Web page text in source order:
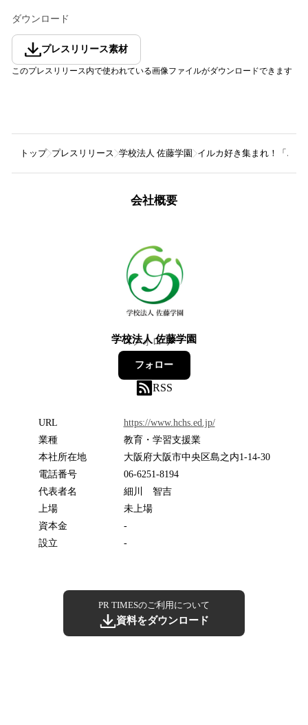
ダウンロード
プレスリリース素材
このプレスリリース内で使われている画像ファイルがダウンロードできます
トップ プレスリリース 学校法人 佐藤学園 イルカ好き集まれ！「♪ド
会社概要
学校法人 佐藤学園
4フォロワー
フォロー
RSS
URL
https://www.hchs.ed.jp/
業種
教育・学習支援業
本社所在地
大阪府大阪市中央区島之内1-14-30
電話番号
06-6251-8194
代表者名
細川 智吉
上場
未上場
資本金
-
設立
-
PR TIMESのご利用について
資料をダウンロード